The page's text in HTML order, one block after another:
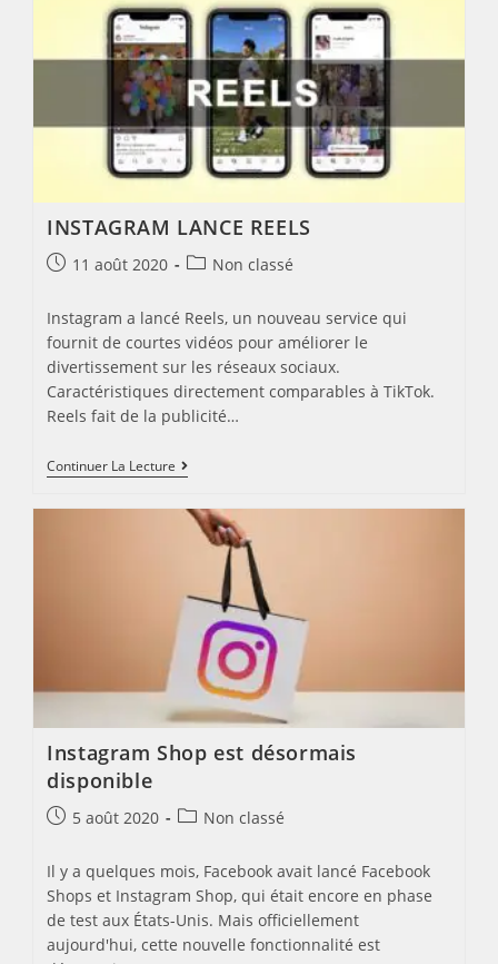
Les
Pays
À
Créer
Des
Applications
De
Recherche
De
Contacts
19
INSTAGRAM LANCE REELS
Post11 août 2020
PostNon classé
Instagram a lancé Reels, un nouveau service qui
fournit de courtes vidéos pour améliorer le
divertissement sur les réseaux sociaux.
Caractéristiques directement comparables à TikTok.
Reels fait de la publicité…
Continuer La Lecture INSTAGRAM
LANCE
Instagram Shop est désormais
disponible
Post5 août 2020
PostNon classé
Il y a quelques mois, Facebook avait lancé Facebook
Shops et Instagram Shop, qui était encore en phase
de test aux États-Unis. Mais officiellement
aujourd'hui, cette nouvelle fonctionnalité est